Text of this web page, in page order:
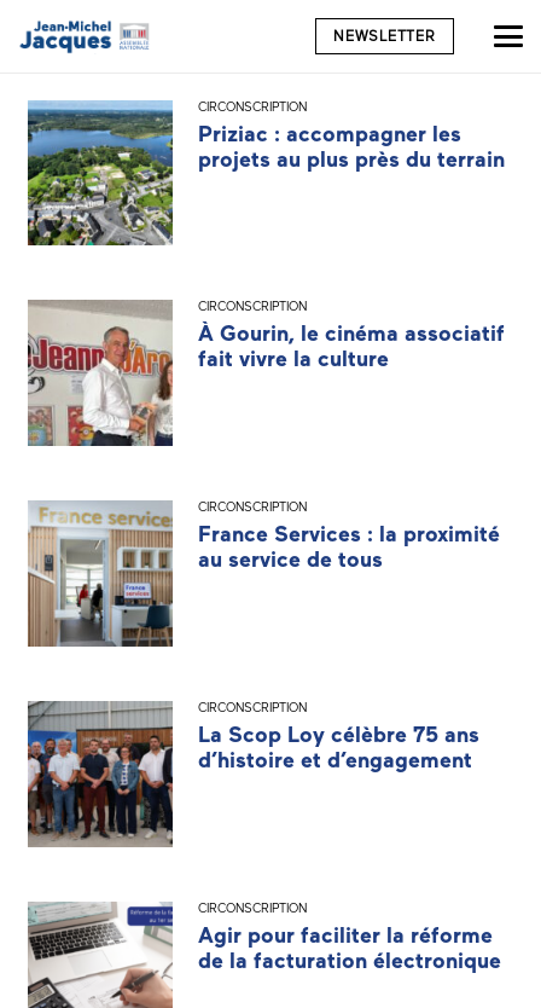
NEWSLETTER
CIRCONSCRIPTION
Priziac : accompagner les
projets au plus près du terrain
CIRCONSCRIPTION
À Gourin, le cinéma associatif
fait vivre la culture
CIRCONSCRIPTION
France Services : la proximité
au service de tous
CIRCONSCRIPTION
La Scop Loy célèbre 75 ans
d’histoire et d’engagement
CIRCONSCRIPTION
Agir pour faciliter la réforme
de la facturation électronique